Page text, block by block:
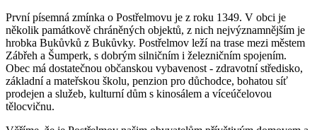
První písemná zmínka o Postřelmovu je z roku 1349. V obci je
několik památkově chráněných objektů, z nich nejvýznamnějším je
hrobka Bukůvků z Bukůvky. Postřelmov leží na trase mezi městem
Zábřeh a Šumperk, s dobrým silničním i železničním spojením.
Obec má dostatečnou občanskou vybavenost - zdravotní středisko,
základní a mateřskou školu, penzion pro důchodce, bohatou síť
prodejen a služeb, kulturní dům s kinosálem a víceúčelovou
tělocvičnu.